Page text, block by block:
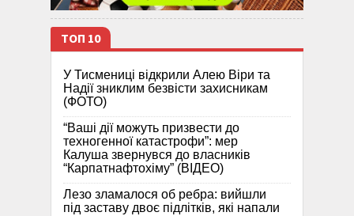
ТОП 10
У Тисмениці відкрили Алею Віри та
Надії зниклим безвісти захисникам
(ФОТО)
“Ваші дії можуть призвести до
техногенної катастрофи”: мер
Калуша звернувся до власників
“Карпатнафтохіму” (ВІДЕО)
Лезо зламалося об ребра: вийшли
під заставу двоє підлітків, які напали